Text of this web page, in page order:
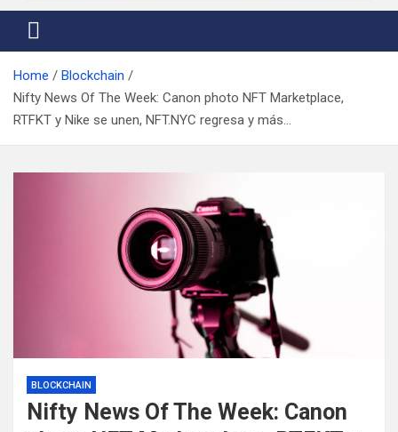
Home
Blockchain
Nifty News Of The Week: Canon photo NFT Marketplace,
RTFKT y Nike se unen, NFT.NYC regresa y más…
BLOCKCHAIN
Nifty News Of The Week: Canon